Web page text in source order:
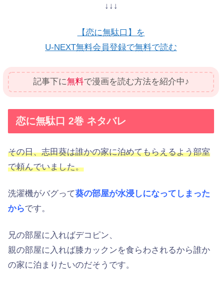
↓↓↓
【恋に無駄口】を
U-NEXT無料会員登録で無料で読む
記事下に無料で漫画を読む方法を紹介中♪
恋に無駄口 2巻 ネタバレ
その日、志田葵は誰かの家に泊めてもらえるよう部室
で頼んでいました。
洗濯機がバグって葵の部屋が水浸しになってしまった
からです。
兄の部屋に入ればデコピン、
親の部屋に入れば膝カックンを食らわされるから誰か
の家に泊まりたいのだそうです。